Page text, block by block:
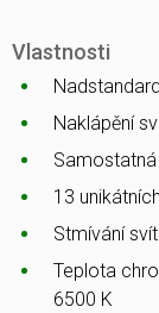
Vlastnosti
Naklápění
13
Stmívání
Teplota
6500 K